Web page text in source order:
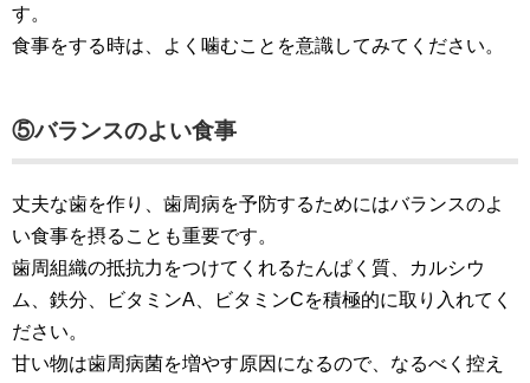
す。
食事をする時は、よく噛むことを意識してみてください。
⑤バランスのよい食事
丈夫な歯を作り、歯周病を予防するためにはバランスのよ
い食事を摂ることも重要です。
歯周組織の抵抗力をつけてくれるたんぱく質、カルシウ
ム、鉄分、ビタミンA、ビタミンCを積極的に取り入れてく
ださい。
甘い物は歯周病菌を増やす原因になるので、なるべく控え